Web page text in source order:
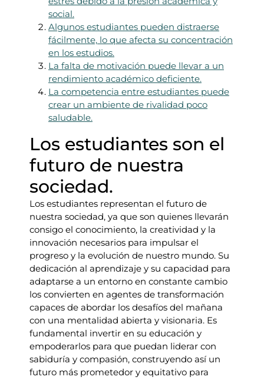
social.
Algunos estudiantes pueden distraerse
fácilmente, lo que afecta su concentración
en los estudios.
La falta de motivación puede llevar a un
rendimiento académico deficiente.
La competencia entre estudiantes puede
crear un ambiente de rivalidad poco
saludable.
Los estudiantes son el
futuro de nuestra
sociedad.
Los estudiantes representan el futuro de
nuestra sociedad, ya que son quienes llevarán
consigo el conocimiento, la creatividad y la
innovación necesarios para impulsar el
progreso y la evolución de nuestro mundo. Su
dedicación al aprendizaje y su capacidad para
adaptarse a un entorno en constante cambio
los convierten en agentes de transformación
capaces de abordar los desafíos del mañana
con una mentalidad abierta y visionaria. Es
fundamental invertir en su educación y
empoderarlos para que puedan liderar con
sabiduría y compasión, construyendo así un
futuro más prometedor y equitativo para